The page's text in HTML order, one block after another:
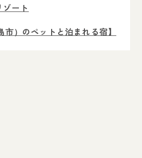
ート
）のペットと泊まれる宿】